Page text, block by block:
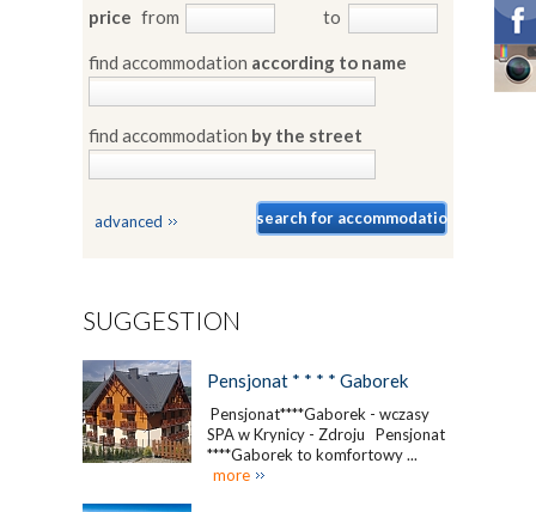
price from to
find accommodation according to name
find accommodation by the street
advanced
SUGGESTION
Pensjonat * * * * Gaborek
Pensjonat****Gaborek - wczasy
SPA w Krynicy - Zdroju Pensjonat
****Gaborek to komfortowy ...
more